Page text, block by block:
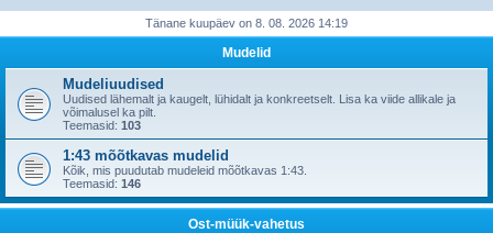
Tänane kuupäev on 8. 08. 2026 14:19
Mudelid
Mudeliuudised
Uudised lähemalt ja kaugelt, lühidalt ja konkreetselt. Lisa ka viide allikale ja
võimalusel ka pilt.
Teemasid: 103
1:43 mõõtkavas mudelid
Kõik, mis puudutab mudeleid mõõtkavas 1:43.
Teemasid: 146
Ost-müük-vahetus